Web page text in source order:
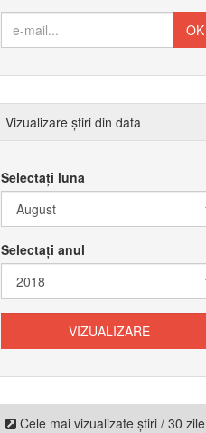
Vizualizare știri din data
Selectați luna
Selectați anul
Cele mai vizualizate știri / 30 zile